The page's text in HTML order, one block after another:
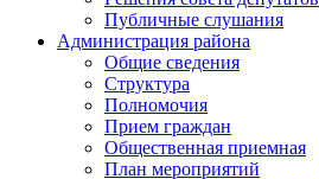
Публичные слушания
Администрация района
Общие сведения
Структура
Полномочия
Прием граждан
Общественная приемная
План мероприятий